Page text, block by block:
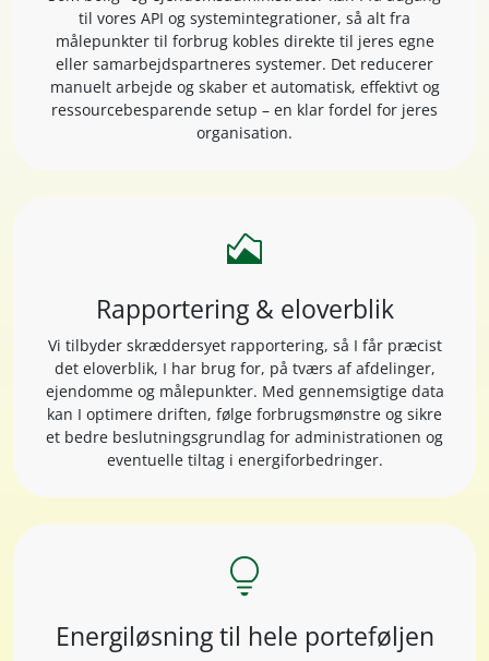
til vores API og systemintegrationer, så alt fra
målepunkter til forbrug kobles direkte til jeres egne
eller samarbejdspartneres systemer. Det reducerer
manuelt arbejde og skaber et automatisk, effektivt og
ressourcebesparende setup – en klar fordel for jeres
organisation.
area_chart
Rapportering & eloverblik
Vi tilbyder skræddersyet rapportering, så I får præcist
det eloverblik, I har brug for, på tværs af afdelinger,
ejendomme og målepunkter. Med gennemsigtige data
kan I optimere driften, følge forbrugsmønstre og sikre
et bedre beslutningsgrundlag for administrationen og
eventuelle tiltag i energiforbedringer.
lightbulb
Energiløsning til hele porteføljen